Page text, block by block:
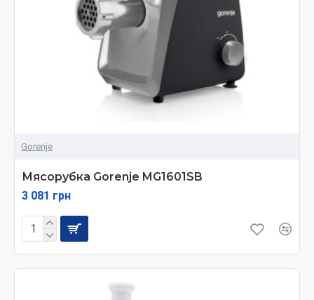
Gorenje
Мясорубка Gorenje MG1601SB
3 081 грн